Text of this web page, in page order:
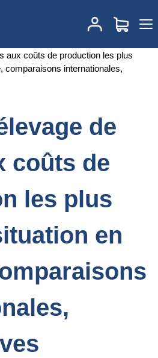
d'élevage de porcs aux coûts de
en France, comparaisons
de
coûts de
les plus
en